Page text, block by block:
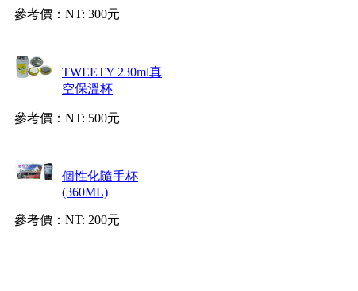
參考價： NT: 300元
TWEETY 230ml真
空保溫杯
參考價： NT: 500元
個性化隨手杯
(360ML)
參考價： NT: 200元